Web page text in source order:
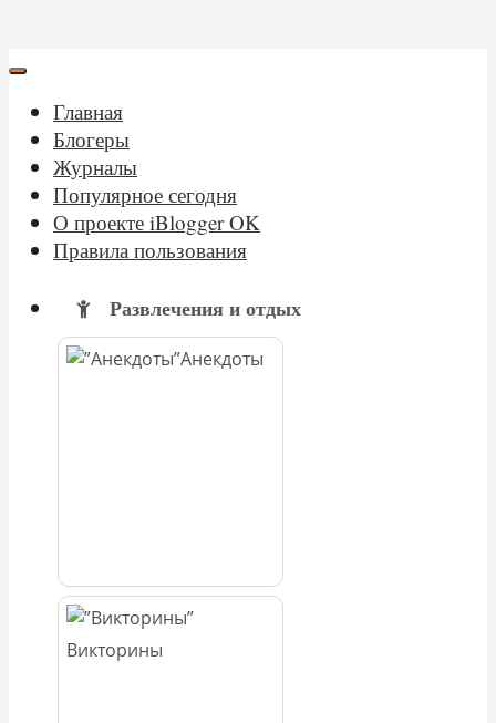
Главная
Блогеры
Журналы
Популярное сегодня
О проекте iBlogger OK
Правила пользования
Развлечения и отдых
Анекдоты
Викторины